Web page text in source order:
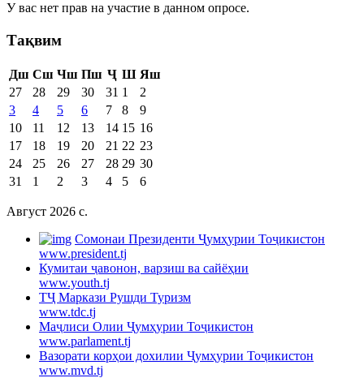
У вас нет прав на участие в данном опросе.
Тақвим
Дш Сш Чш Пш Ҷ Ш Яш
27
28 29 30 31 1
2
3
4 5 6 7 8
9
10
11 12 13 14 15 16
17
18 19 20 21 22 23
24
25 26 27 28 29 30
31
1 2 3 4 5 6
Август 2026 c.
Cомонаи Президенти Ҷумҳурии Тоҷикистон
www.president.tj
Кумитаи ҷавонон, варзиш ва сайёҳии
www.youth.tj
ТҶ Маркази Рушди Туризм
www.tdc.tj
Маҷлиси Олии Ҷумҳурии Тоҷикистон
www.parlament.tj
Вазорати корҳои дохилии Ҷумҳурии Тоҷикистон
www.mvd.tj